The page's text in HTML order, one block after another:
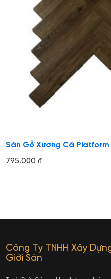
Sàn Gỗ Xương Cá Platform
795.000 ₫
Công Ty TNHH Xây
Giới Sàn